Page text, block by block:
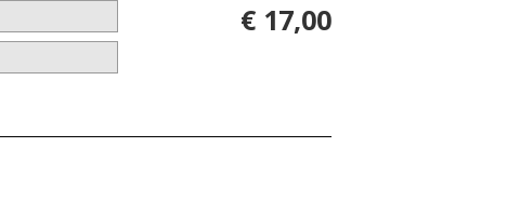
€ 17,00